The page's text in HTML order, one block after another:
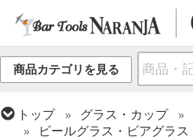
商品カテゴリを見る
トップ グラス・カップ
ビールグラス・ビアグラス